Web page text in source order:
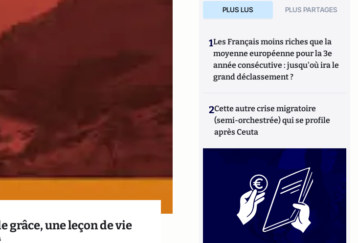
grâce, une leçon de vie
PLUS LUS PLUS PARTAGES
1Les Français moins riches que la
moyenne européenne pour la 3e
année consécutive : jusqu'où ira le
grand déclassement ?
2Cette autre crise migratoire
(semi-orchestrée) qui se profile
après Ceuta